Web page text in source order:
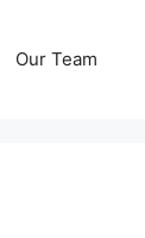
Our Team